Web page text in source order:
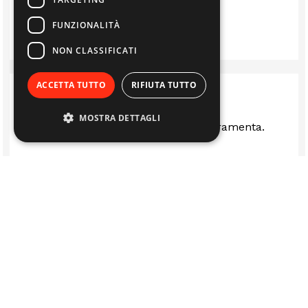
LUIS
Ottima rivenditi stufe camini e ferramenta.
FUNZIONALITÀ
NON CLASSIFICATI
ACCETTA TUTTO RIFIUTA TUTTO
MOSTRA DETTAGLI